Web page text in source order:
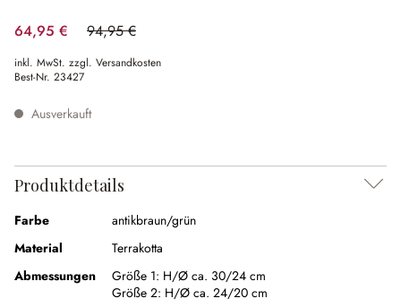
64,95 € 94,95 €
(31.6% gespart)
inkl. MwSt. zzgl. Versandkosten
Best-Nr. 23427
Ausverkauft
Produktdetails
Farbe
antikbraun/grün
Material
Terrakotta
Abmessungen
Größe 1: H/Ø ca. 30/24 cm
Größe 2: H/Ø ca. 24/20 cm